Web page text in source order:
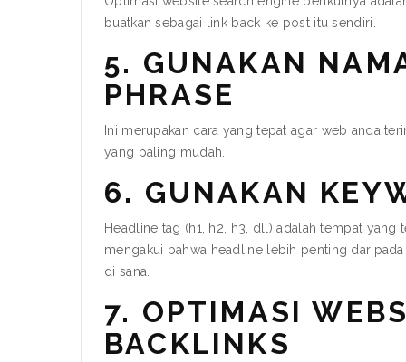
buatkan sebagai link back ke post itu sendiri.
5. GUNAKAN
PHRASE
Ini merupakan cara yang tepat agar web anda
yang paling mudah.
6. GUNAKAN
Headline tag (h1, h2, h3, dll) adalah tempat
mengakui bahwa headline lebih penting
di sana.
7. OPTIMASI
BACKLINKS